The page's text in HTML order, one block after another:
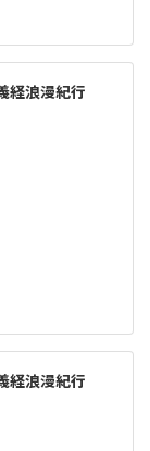
経浪漫紀行
経浪漫紀行